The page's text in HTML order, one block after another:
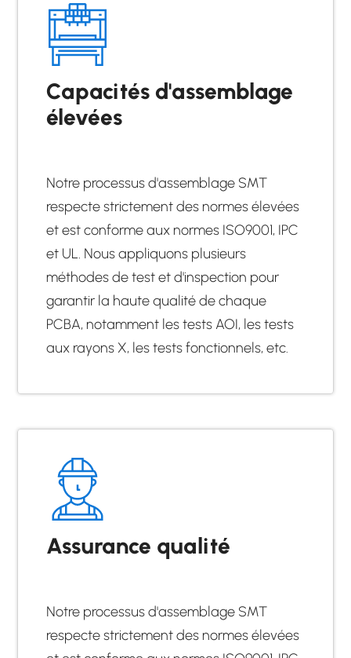
Capacités d'assemblage
élevées
Notre processus d'assemblage SMT
respecte strictement des normes élevées
et est conforme aux normes ISO9001, IPC
et UL. Nous appliquons plusieurs
méthodes de test et d'inspection pour
garantir la haute qualité de chaque
PCBA, notamment les tests AOI, les tests
aux rayons X, les tests fonctionnels, etc.
Assurance qualité
Notre processus d'assemblage SMT
respecte strictement des normes élevées